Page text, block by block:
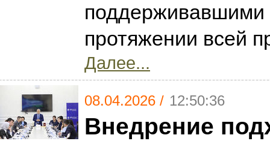
поддерживавшими
протяжении всей
Далее...
08.04.2026 / 12:50:36
Внедрение